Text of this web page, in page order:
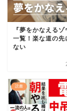
『夢をかなえる
一覧！楽な道の先
ない
読書